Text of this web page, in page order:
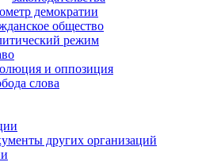
демократии
общество
режим
и оппозиция
слова
других организаций